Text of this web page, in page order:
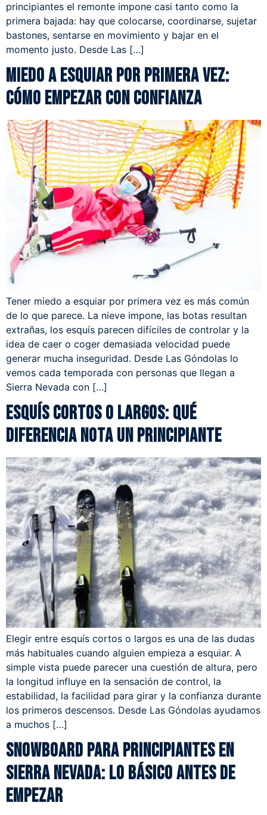
principiantes el remonte impone casi tanto como la
primera bajada: hay que colocarse, coordinarse, sujetar
bastones, sentarse en movimiento y bajar en el
momento justo. Desde Las […]
Miedo a esquiar por primera vez:
cómo empezar con confianza
Tener miedo a esquiar por primera vez es más común
de lo que parece. La nieve impone, las botas resultan
extrañas, los esquís parecen difíciles de controlar y la
idea de caer o coger demasiada velocidad puede
generar mucha inseguridad. Desde Las Góndolas lo
vemos cada temporada con personas que llegan a
Sierra Nevada con […]
Esquís cortos o largos: qué
diferencia nota un principiante
Elegir entre esquís cortos o largos es una de las dudas
más habituales cuando alguien empieza a esquiar. A
simple vista puede parecer una cuestión de altura, pero
la longitud influye en la sensación de control, la
estabilidad, la facilidad para girar y la confianza durante
los primeros descensos. Desde Las Góndolas ayudamos
a muchos […]
Snowboard para principiantes en
Sierra Nevada: lo básico antes de
empezar